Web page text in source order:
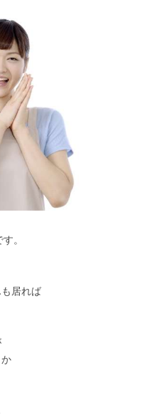
。
居れば